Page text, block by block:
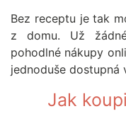
Bez receptu je tak
z domu. Už
pohodlné nákupy
jednoduše dostupná
Jak